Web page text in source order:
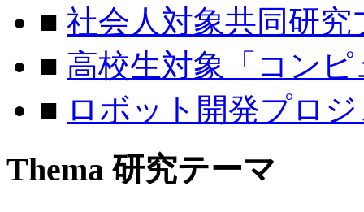
■ 社会人対象共同研
■ 高校生対象「コン
■ ロボット開発プロ
Thema 研究テーマ